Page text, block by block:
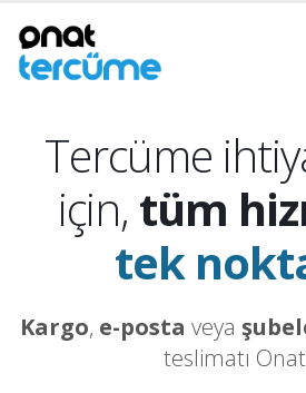
Tercüme
için, tüm
tek
Kargo, e-posta veya
teslimatı